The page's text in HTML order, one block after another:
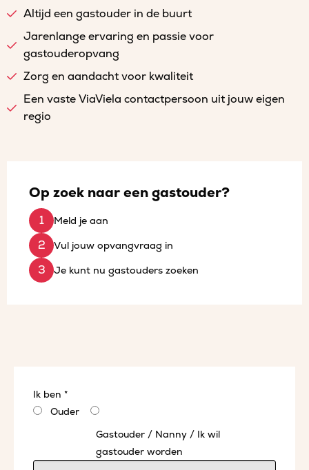
Altijd een gastouder in de buurt
Jarenlange ervaring en passie voor
gastouderopvang
Zorg en aandacht voor kwaliteit
Een vaste ViaViela contactpersoon uit jouw eigen
regio
Op zoek naar een gastouder?
Meld je aan
Vul jouw opvangvraag in
Je kunt nu gastouders zoeken
Ik ben *
Ouder
Gastouder / Nanny / Ik wil
gastouder worden